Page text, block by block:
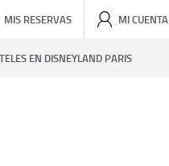
MIS RESERVAS MI CUENTA
EN DISNEYLAND PARIS